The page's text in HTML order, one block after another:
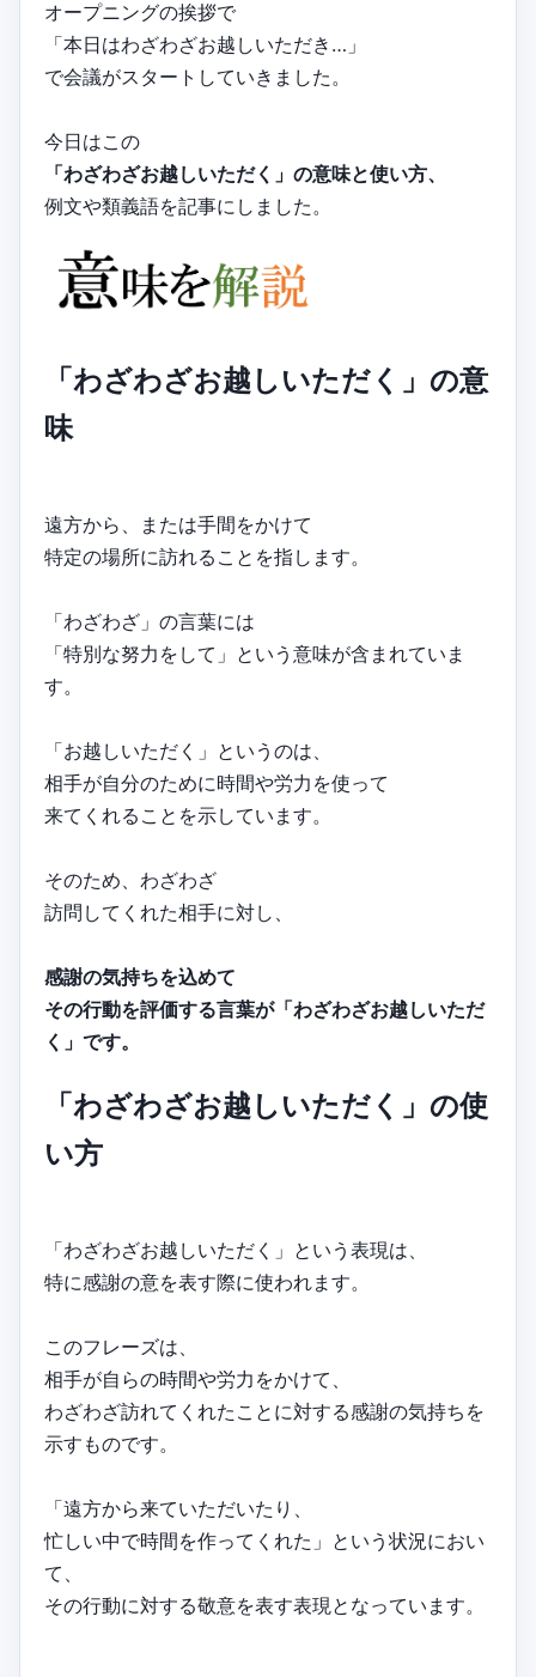
オープニングの挨拶で
「本日はわざわざお越しいただき…」
で会議がスタートしていきました。
今日はこの
「わざわざお越しいただく」の意味と使い方、
例文や類義語を記事にしました。
「わざわざお越しいただく」の意
味
遠方から、または手間をかけて
特定の場所に訪れることを指します。
「わざわざ」の言葉には
「特別な努力をして」という意味が含まれていま
す。
「お越しいただく」というのは、
相手が自分のために時間や労力を使って
来てくれることを示しています。
そのため、わざわざ
訪問してくれた相手に対し、
感謝の気持ちを込めて
その行動を評価する言葉が「わざわざお越しいただ
く」です。
「わざわざお越しいただく」の使
い方
「わざわざお越しいただく」という表現は、
特に感謝の意を表す際に使われます。
このフレーズは、
相手が自らの時間や労力をかけて、
わざわざ訪れてくれたことに対する感謝の気持ちを
示すものです。
「遠方から来ていただいたり、
忙しい中で時間を作ってくれた」という状況におい
て、
その行動に対する敬意を表す表現となっています。